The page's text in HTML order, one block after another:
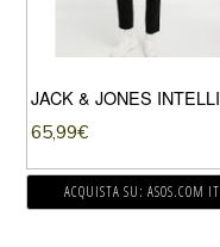
65,99€
ACQUISTA SU: ASOS.COM IT